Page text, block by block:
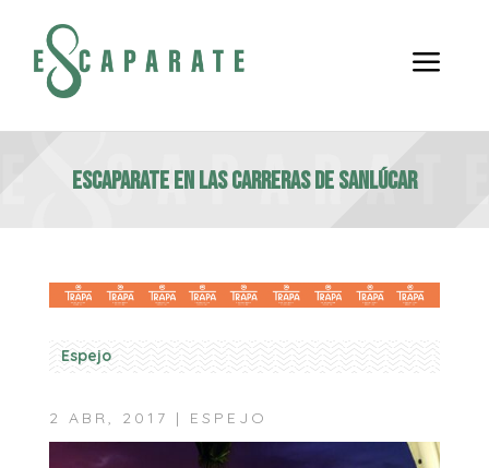
a
Escaparate en las carreras de Sanlúcar
Espejo
2 ABR, 2017 | ESPEJO